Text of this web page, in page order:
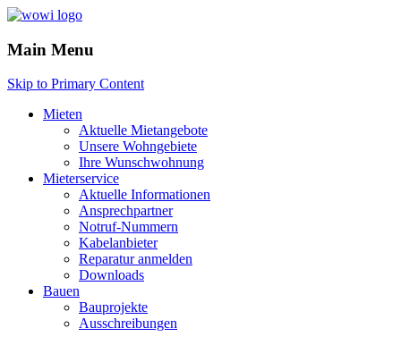
Main Menu
Skip to Primary Content
Mieten
Aktuelle Mietangebote
Unsere Wohngebiete
Ihre Wunschwohnung
Mieterservice
Aktuelle Informationen
Ansprechpartner
Notruf-Nummern
Kabelanbieter
Reparatur anmelden
Downloads
Bauen
Bauprojekte
Ausschreibungen